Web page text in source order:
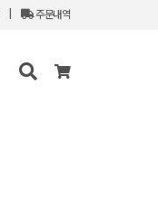
주문내역